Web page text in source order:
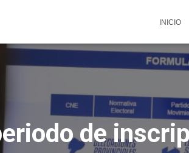
INICIO
de